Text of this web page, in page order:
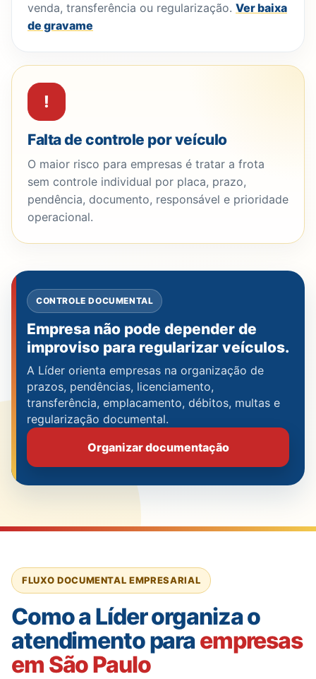
venda, transferência ou regularização. Ver baixa
de gravame
!
Falta de controle por veículo
O maior risco para empresas é tratar a frota
sem controle individual por placa, prazo,
pendência, documento, responsável e prioridade
operacional.
CONTROLE DOCUMENTAL
Empresa não pode depender de
improviso para regularizar veículos.
A Líder orienta empresas na organização de
prazos, pendências, licenciamento,
transferência, emplacamento, débitos, multas e
regularização documental.
Organizar documentação
FLUXO DOCUMENTAL EMPRESARIAL
Como a Líder organiza o
atendimento paraempresas
em São Paulo